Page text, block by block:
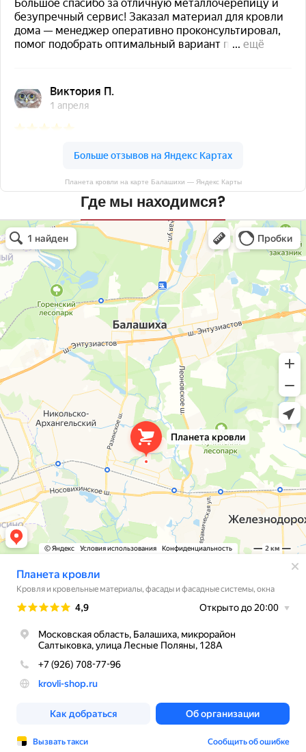
Планета кровли на карте Балашихи — Яндекс Карты
Где мы находимся?
Планета кровли
Кровля и кровельные материалы в Балашихе
Окна в Балашихе